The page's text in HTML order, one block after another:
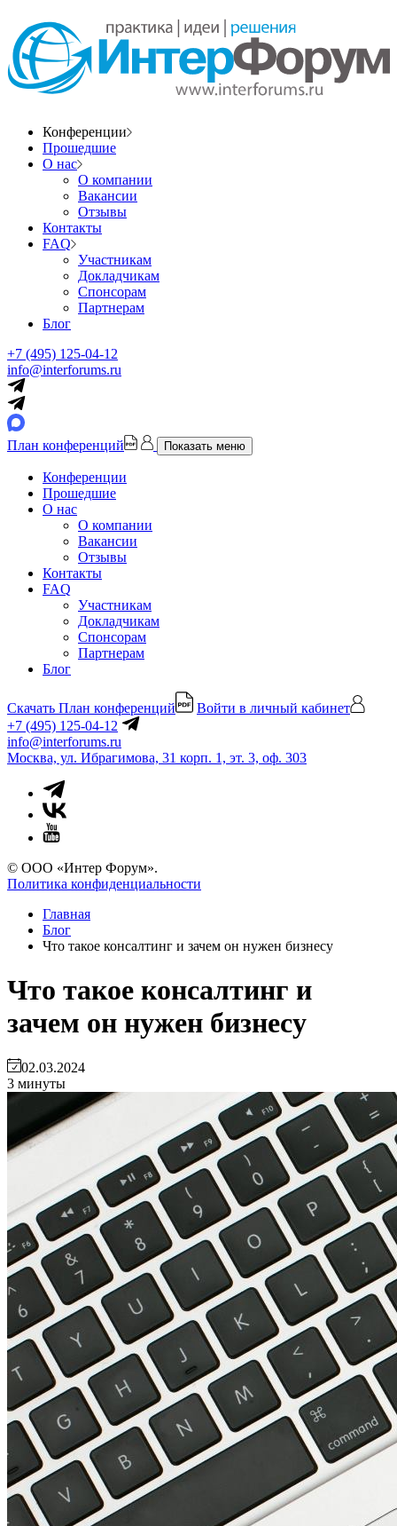
Конференции
Прошедшие
О нас
О компании
Вакансии
Отзывы
Контакты
FAQ
Участникам
Докладчикам
Спонсорам
Партнерам
Блог
+7 (495) 125-04-12
info@interforums.ru
План конференций Показать меню
Конференции
Прошедшие
О нас
О компании
Вакансии
Отзывы
Контакты
FAQ
Участникам
Докладчикам
Спонсорам
Партнерам
Блог
Скачать План конференций
Войти в личный кабинет
+7 (495) 125-04-12
info@interforums.ru
Москва, ул. Ибрагимова, 31 корп. 1, эт. 3, оф. 303
© ООО «Интер Форум».
Политика конфиденциальности
Главная
Блог
Что такое консалтинг и зачем он нужен бизнесу
Что такое консалтинг и
зачем он нужен бизнесу
02.03.2024
3 минуты